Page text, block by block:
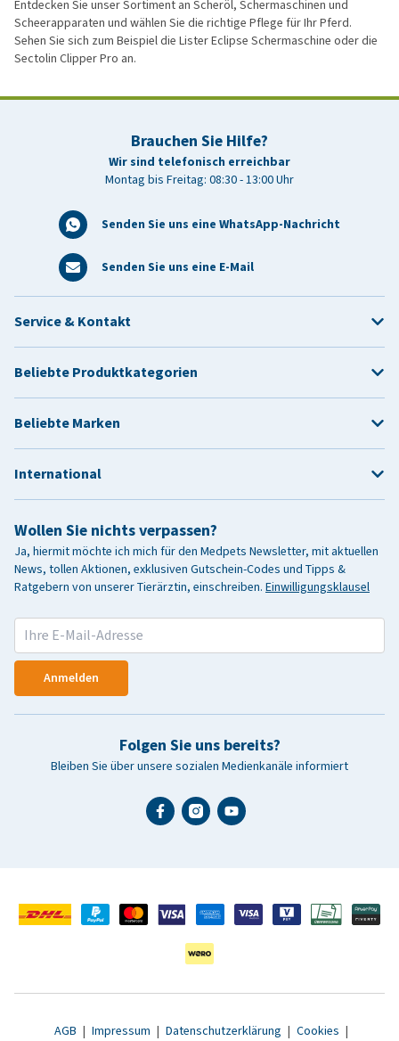
Entdecken Sie unser Sortiment an Scheröl, Schermaschinen und
Scheerapparaten und wählen Sie die richtige Pflege für Ihr Pferd.
Sehen Sie sich zum Beispiel die Lister Eclipse Schermaschine oder die
Sectolin Clipper Pro an.
Brauchen Sie Hilfe?
Wir sind telefonisch erreichbar
Montag bis Freitag: 08:30 - 13:00 Uhr
Senden Sie uns eine WhatsApp-Nachricht
Senden Sie uns eine E-Mail
Wollen Sie nichts verpassen?
Ja, hiermit möchte ich mich für den Medpets Newsletter, mit aktuellen
News, tollen Aktionen, exklusiven Gutschein-Codes und Tipps &
Ratgebern von unserer Tierärztin, einschreiben. Einwilligungsklausel
Anmelden
Folgen Sie uns bereits?
Bleiben Sie über unsere sozialen Medienkanäle informiert
Service & Kontakt
Beliebte Produktkategorien
Beliebte Marken
International
AGB | Impressum | Datenschutzerklärung | Cookies |